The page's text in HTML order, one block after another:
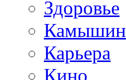
Здоровье
Камышин
Карьера
Кино